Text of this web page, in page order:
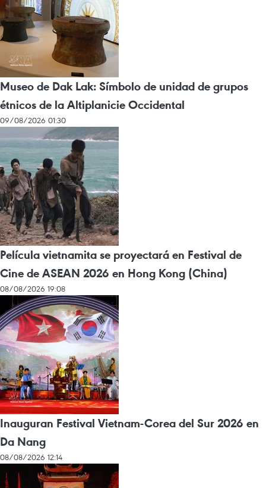
Museo de Dak Lak: Símbolo de unidad de grupos
étnicos de la Altiplanicie Occidental
09/08/2026 01:30
Película vietnamita se proyectará en Festival de
Cine de ASEAN 2026 en Hong Kong (China)
08/08/2026 19:08
Inauguran Festival Vietnam-Corea del Sur 2026 en
Da Nang
08/08/2026 12:14